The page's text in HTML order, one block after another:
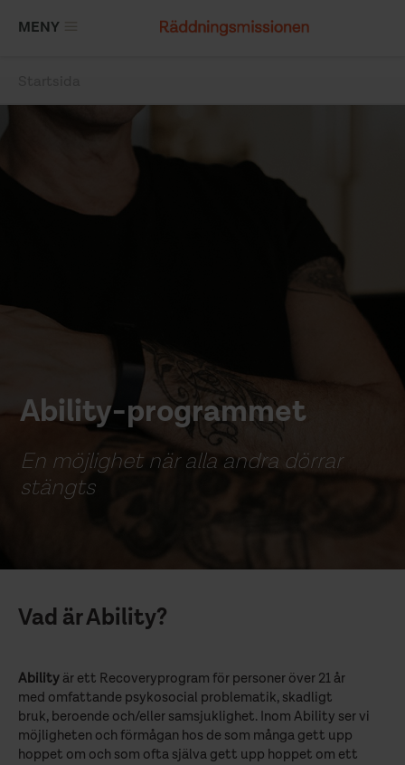
MENY
Länkstig
Ability-programmet
En möjlighet när alla andra dörrar
stängts
Vad är Ability?
Ability är ett Recoveryprogram för personer över 21 år
med omfattande psykosocial problematik, skadligt
bruk, beroende och/eller samsjuklighet. Inom Ability ser vi
möjligheten och förmågan hos de som många gett upp
hoppet om och som ofta själva gett upp hoppet om ett